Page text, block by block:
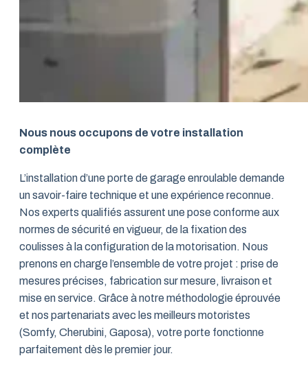
Nous nous occupons de votre installation
complète
L’installation d’une porte de garage enroulable demande
un savoir-faire technique et une expérience reconnue.
Nos experts qualifiés assurent une pose conforme aux
normes de sécurité en vigueur, de la fixation des
coulisses à la configuration de la motorisation. Nous
prenons en charge l’ensemble de votre projet : prise de
mesures précises, fabrication sur mesure, livraison et
mise en service. Grâce à notre méthodologie éprouvée
et nos partenariats avec les meilleurs motoristes
(Somfy, Cherubini, Gaposa), votre porte fonctionne
parfaitement dès le premier jour.